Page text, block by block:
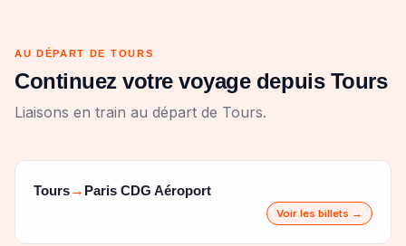
AU DÉPART DE TOURS
Continuez votre voyage depuis Tours
Liaisons en train au départ de Tours.
Tours→ Paris CDG Aéroport
Voir les billets →